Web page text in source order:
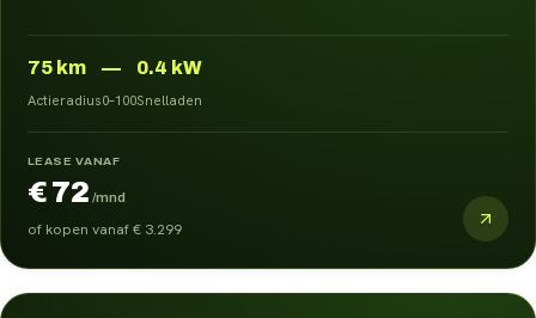
75 km
Actieradius
—
0–100
0.4 kW
Snelladen
LEASE VANAF
€ 72 /mnd
of kopen vanaf€ 3.299